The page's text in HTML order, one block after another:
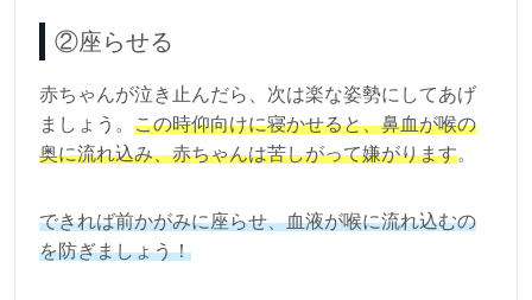
②座らせる
赤ちゃんが泣き止んだら、次は楽な姿勢にしてあげ
ましょう。 この時仰向けに寝かせると、鼻血が喉の
奥に流れ込み、赤ちゃんは苦しがって嫌がります。
できれば前かがみに座らせ、血液が喉に流れ込むの
を防ぎましょう！